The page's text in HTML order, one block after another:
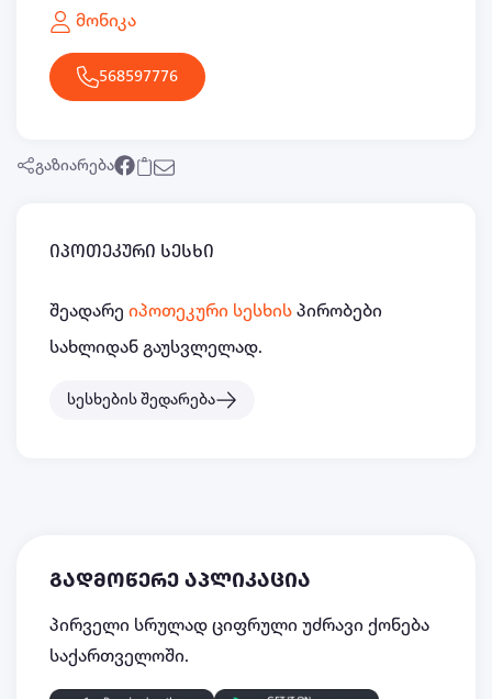
მონიკა
568597776
გაზიარება
იპოთეკური სესხი
შეადარე იპოთეკური სესხის პირობები
სახლიდან გაუსვლელად.
სესხების შედარება
გადმოწერე აპლიკაცია
პირველი სრულად ციფრული უძრავი ქონება
საქართველოში.